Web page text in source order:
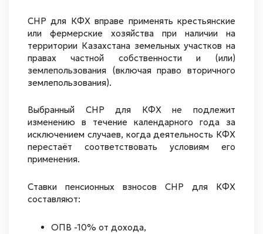
СНР для КФХ вправе применять крестьянские
или фермерские хозяйства при наличии на
территории Казахстана земельных участков на
правах частной собственности и (или)
землепользования (включая право вторичного
землепользования).
Выбранный СНР для КФХ не подлежит
изменению в течение календарного года за
исключением случаев, когда деятельность КФХ
перестаёт соответствовать условиям его
применения.
Ставки пенсионных взносов СНР для КФХ
составляют:
ОПВ -10% от дохода,